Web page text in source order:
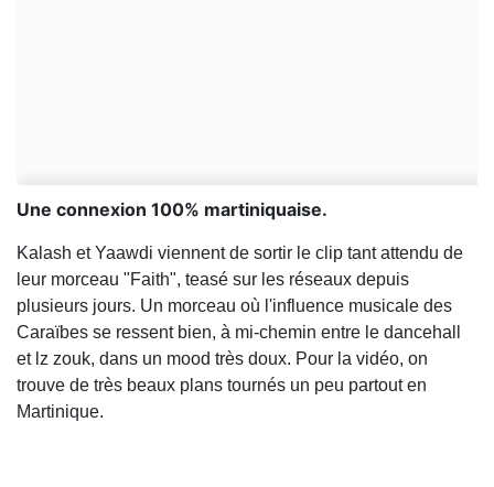
Une connexion 100% martiniquaise.
Kalash et Yaawdi viennent de sortir le clip tant attendu de
leur morceau "Faith", teasé sur les réseaux depuis
plusieurs jours. Un morceau où l'influence musicale des
Caraïbes se ressent bien, à mi-chemin entre le dancehall
et lz zouk, dans un mood très doux. Pour la vidéo, on
trouve de très beaux plans tournés un peu partout en
Martinique.